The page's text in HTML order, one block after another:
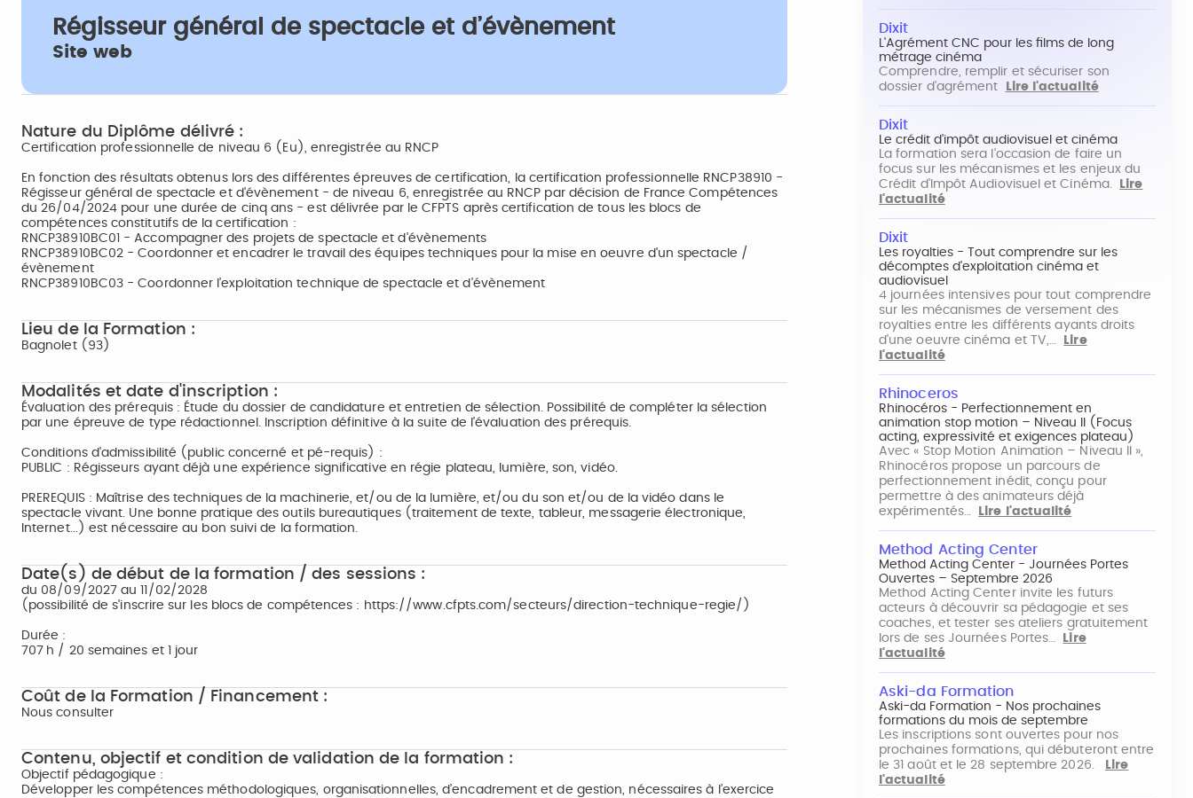
Régisseur général de spectacle et d’évènement
Site web
Nature du Diplôme délivré :
Certification professionnelle de niveau 6 (Eu), enregistrée au RNCP
En fonction des résultats obtenus lors des différentes épreuves de certification, la certification professionnelle RNCP38910 -
Régisseur général de spectacle et d'évènement - de niveau 6, enregistrée au RNCP par décision de France Compétences
du 26/04/2024 pour une durée de cinq ans - est délivrée par le CFPTS après certification de tous les blocs de
compétences constitutifs de la certification :
RNCP38910BC01 - Accompagner des projets de spectacle et d'évènements
RNCP38910BC02 - Coordonner et encadrer le travail des équipes techniques pour la mise en oeuvre d'un spectacle /
évènement
RNCP38910BC03 - Coordonner l’exploitation technique de spectacle et d'évènement
Lieu de la Formation :
Bagnolet (93)
Modalités et date d'inscription :
Évaluation des prérequis : Étude du dossier de candidature et entretien de sélection. Possibilité de compléter la sélection
par une épreuve de type rédactionnel. Inscription définitive à la suite de l'évaluation des prérequis.
Conditions d'admissibilité (public concerné et pé-requis) :
PUBLIC : Régisseurs ayant déjà une expérience significative en régie plateau, lumière, son, vidéo.
PREREQUIS : Maîtrise des techniques de la machinerie, et/ou de la lumière, et/ou du son et/ou de la vidéo dans le
spectacle vivant. Une bonne pratique des outils bureautiques (traitement de texte, tableur, messagerie électronique,
Internet...) est nécessaire au bon suivi de la formation.
Date(s) de début de la formation / des sessions :
du 08/09/2027 au 11/02/2028
(possibilité de s'inscrire sur les blocs de compétences : https://www.cfpts.com/secteurs/direction-technique-regie/)
Durée :
707 h / 20 semaines et 1 jour
Coût de la Formation / Financement :
Nous consulter
Contenu, objectif et condition de validation de la formation :
Objectif pédagogique :
Développer les compétences méthodologiques, organisationnelles, d’encadrement et de gestion, nécessaires à l’exercice
Dixit
L'Agrément CNC pour les films de long
métrage cinéma
Comprendre, remplir et sécuriser son
dossier d'agrément
Lire l'actualité
Dixit
Le crédit d'impôt audiovisuel et cinéma
La formation sera l'occasion de faire un
focus sur les mécanismes et les enjeux du
Crédit d'Impôt Audiovisuel et Cinéma.
Lire
l'actualité
Dixit
Les royalties - Tout comprendre sur les
décomptes d'exploitation cinéma et
audiovisuel
4 journées intensives pour tout comprendre
sur les mécanismes de versement des
royalties entre les différents ayants droits
d'une oeuvre cinéma et TV,…
Lire
l'actualité
Rhinoceros
Rhinocéros - Perfectionnement en
animation stop motion – Niveau II (Focus
acting, expressivité et exigences plateau)
Avec « Stop Motion Animation – Niveau II »,
Rhinocéros propose un parcours de
perfectionnement inédit, conçu pour
permettre à des animateurs déjà
expérimentés…
Lire l'actualité
Method Acting Center
Method Acting Center - Journées Portes
Ouvertes – Septembre 2026
Method Acting Center invite les futurs
acteurs à découvrir sa pédagogie et ses
coaches, et tester ses ateliers gratuitement
lors de ses Journées Portes…
Lire
l'actualité
Aski-da Formation
Aski-da Formation - Nos prochaines
formations du mois de septembre
Les inscriptions sont ouvertes pour nos
prochaines formations, qui débuteront entre
le 31 août et le 28 septembre 2026.
Lire
l'actualité